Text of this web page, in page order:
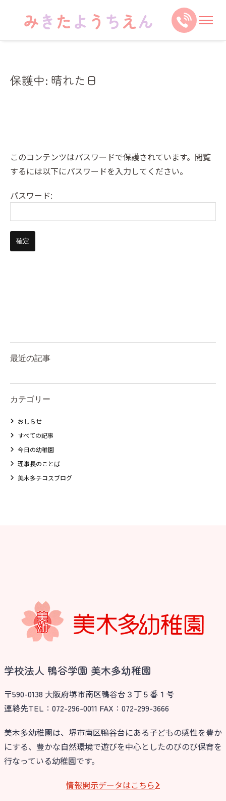
保護中: 晴れた日
このコンテンツはパスワードで保護されています。閲覧
するには以下にパスワードを入力してください。
パスワード:
最近の記事
カテゴリー
おしらせ
すべての記事
今日の幼稚園
理事長のことば
美木多チコスブログ
学校法人 鴨谷学園 美木多幼稚園
〒590-0138 ⼤阪府堺市南区鴨⾕台３丁５番１号
連絡先TEL：072-296-0011 FAX：072-299-3666
美木多幼稚園は、堺市南区鴨谷台にある子どもの感性を豊か
にする、豊かな自然環境で遊びを中心としたのびのび保育を
行なっている幼稚園です。
情報開⽰データはこちら
お知らせ
今日の幼稚園
園児募集要項
教職員募集
園のこと